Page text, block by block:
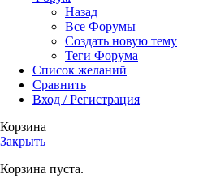
Назад
Все Форумы
Создать новую тему
Теги Форума
Список желаний
Сравнить
Вход / Регистрация
Корзина
Закрыть
Корзина пуста.